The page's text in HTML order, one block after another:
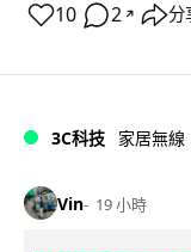
10 2 ↗ 分
3C科技 家居無線
Vin 19 小時